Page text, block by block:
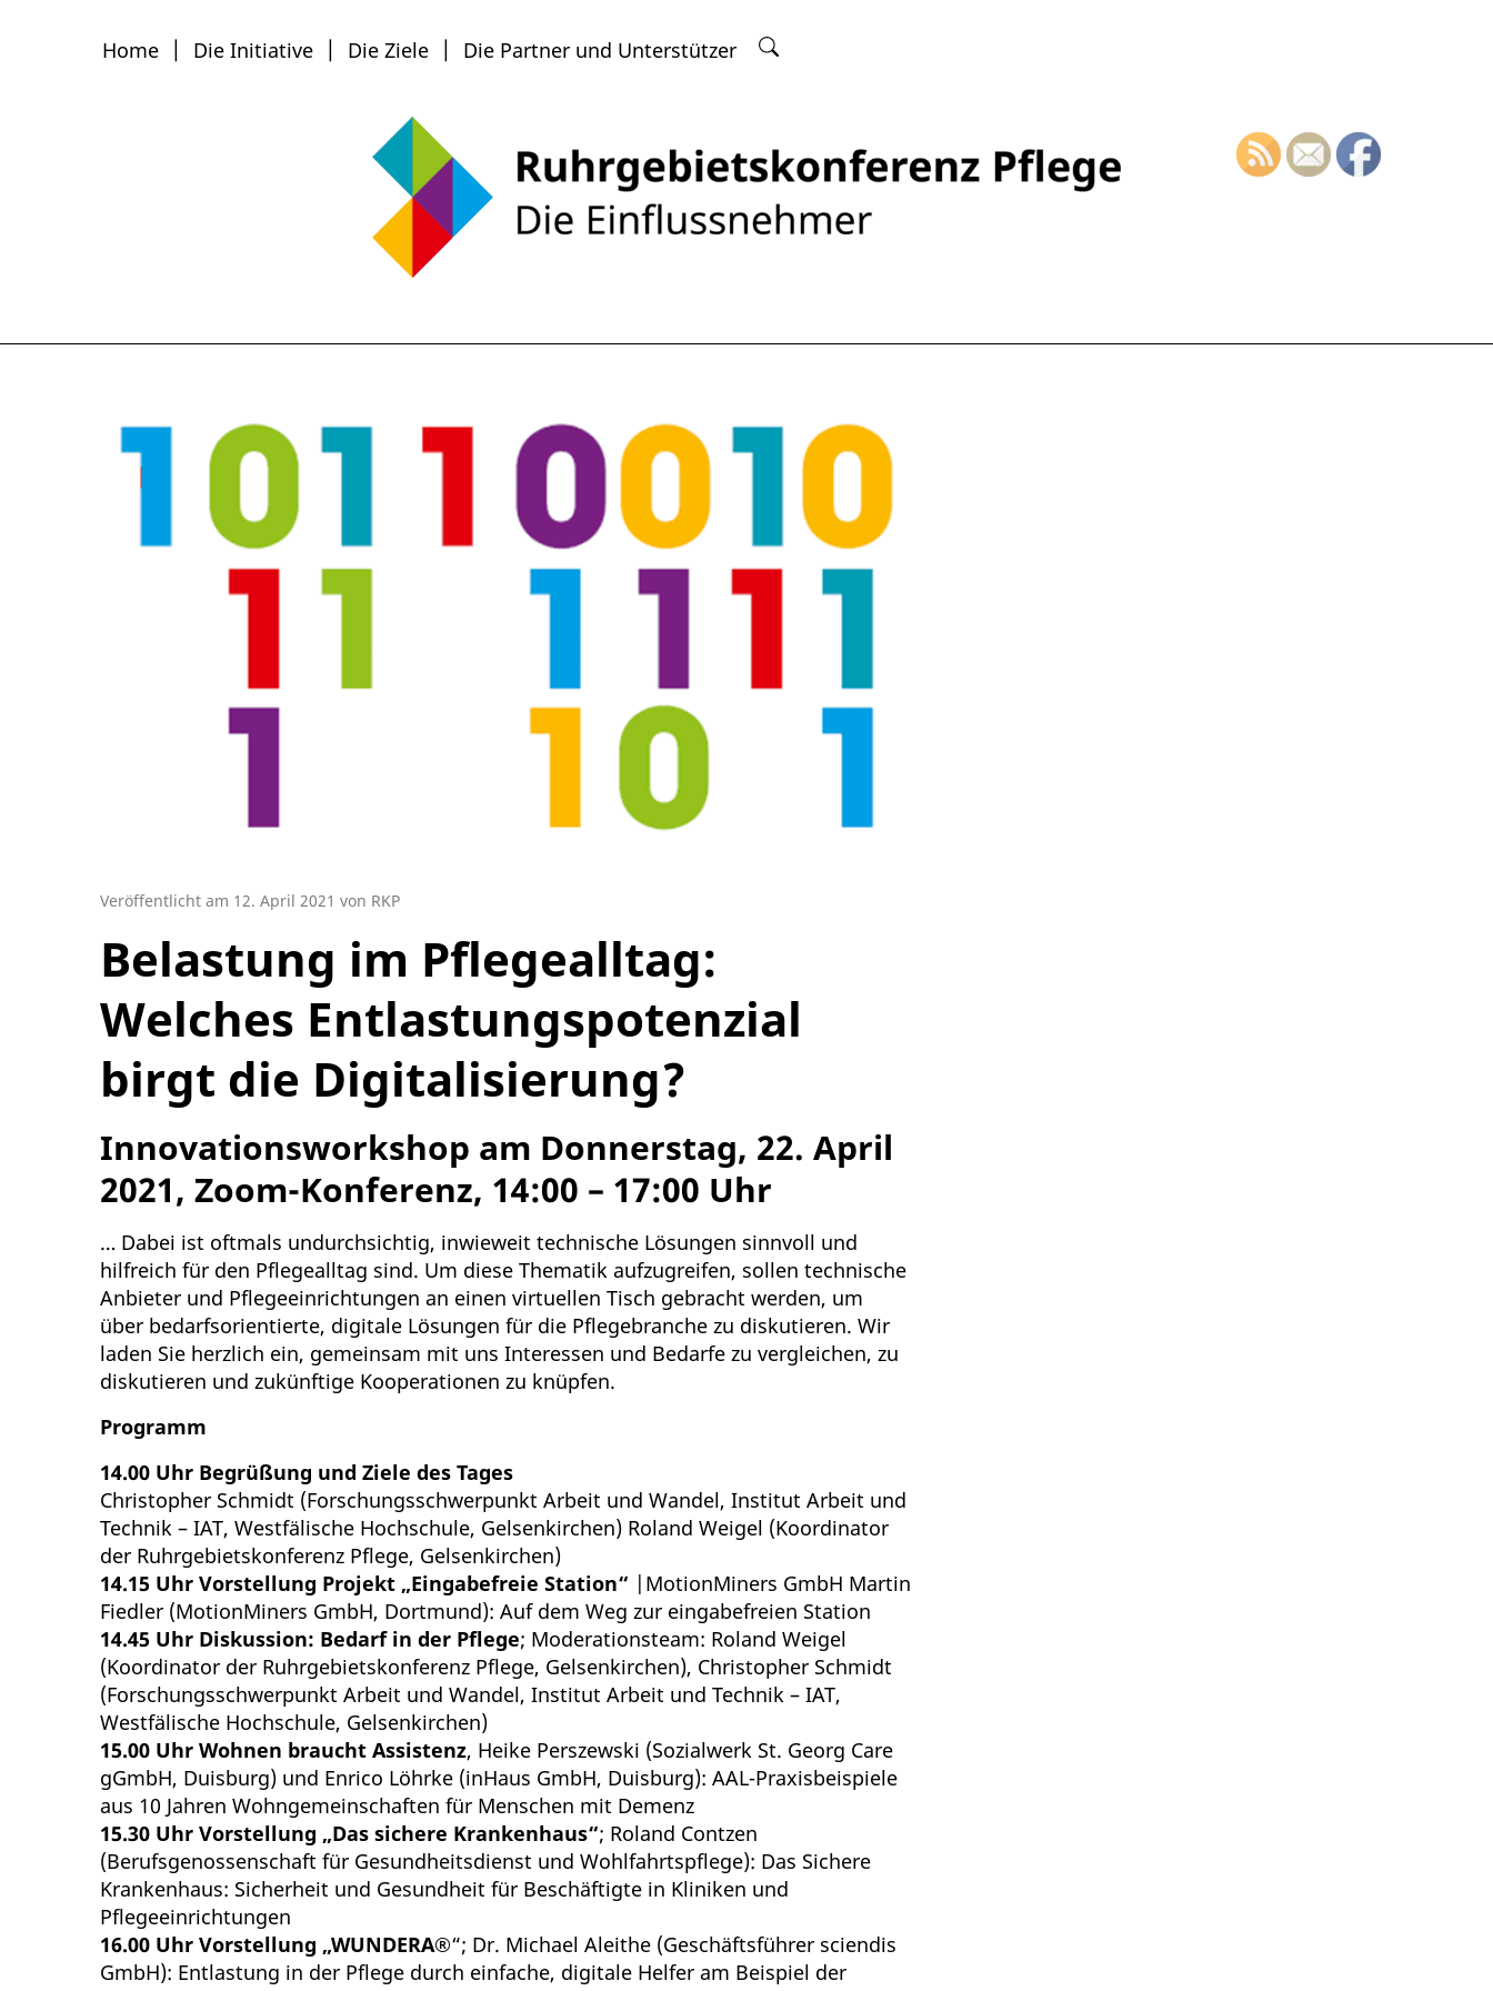
Home Die Initiative Die Ziele Die Partner und Unterstützer
Veröffentlicht am 12. April 2021 von RKP
Belastung im Pflegealltag:
Welches Entlastungspotenzial
birgt die Digitalisierung?
Innovationsworkshop am Donnerstag, 22. April
2021, Zoom-Konferenz, 14:00 – 17:00 Uhr
… Dabei ist oftmals undurchsichtig, inwieweit technische Lösungen sinnvoll und
hilfreich für den Pflegealltag sind. Um diese Thematik aufzugreifen, sollen technische
Anbieter und Pflegeeinrichtungen an einen virtuellen Tisch gebracht werden, um
über bedarfsorientierte, digitale Lösungen für die Pflegebranche zu diskutieren. Wir
laden Sie herzlich ein, gemeinsam mit uns Interessen und Bedarfe zu vergleichen, zu
diskutieren und zukünftige Kooperationen zu knüpfen.
Programm
14.00 Uhr Begrüßung und Ziele des Tages
Christopher Schmidt (Forschungsschwerpunkt Arbeit und Wandel, Institut Arbeit und
Technik – IAT, Westfälische Hochschule, Gelsenkirchen) Roland Weigel (Koordinator
der Ruhrgebietskonferenz Pflege, Gelsenkirchen)
14.15 Uhr Vorstellung Projekt „Eingabefreie Station“ |MotionMiners GmbH Martin
Fiedler (MotionMiners GmbH, Dortmund): Auf dem Weg zur eingabefreien Station
14.45 Uhr Diskussion: Bedarf in der Pflege; Moderationsteam: Roland Weigel
(Koordinator der Ruhrgebietskonferenz Pflege, Gelsenkirchen), Christopher Schmidt
(Forschungsschwerpunkt Arbeit und Wandel, Institut Arbeit und Technik – IAT,
Westfälische Hochschule, Gelsenkirchen)
15.00 Uhr Wohnen braucht Assistenz, Heike Perszewski (Sozialwerk St. Georg Care
gGmbH, Duisburg) und Enrico Löhrke (inHaus GmbH, Duisburg): AAL-Praxisbeispiele
aus 10 Jahren Wohngemeinschaften für Menschen mit Demenz
15.30 Uhr Vorstellung „Das sichere Krankenhaus“; Roland Contzen
(Berufsgenossenschaft für Gesundheitsdienst und Wohlfahrtspflege): Das Sichere
Krankenhaus: Sicherheit und Gesundheit für Beschäftigte in Kliniken und
Pflegeeinrichtungen
16.00 Uhr Vorstellung „WUNDERA®“; Dr. Michael Aleithe (Geschäftsführer sciendis
GmbH): Entlastung in der Pflege durch einfache, digitale Helfer am Beispiel der